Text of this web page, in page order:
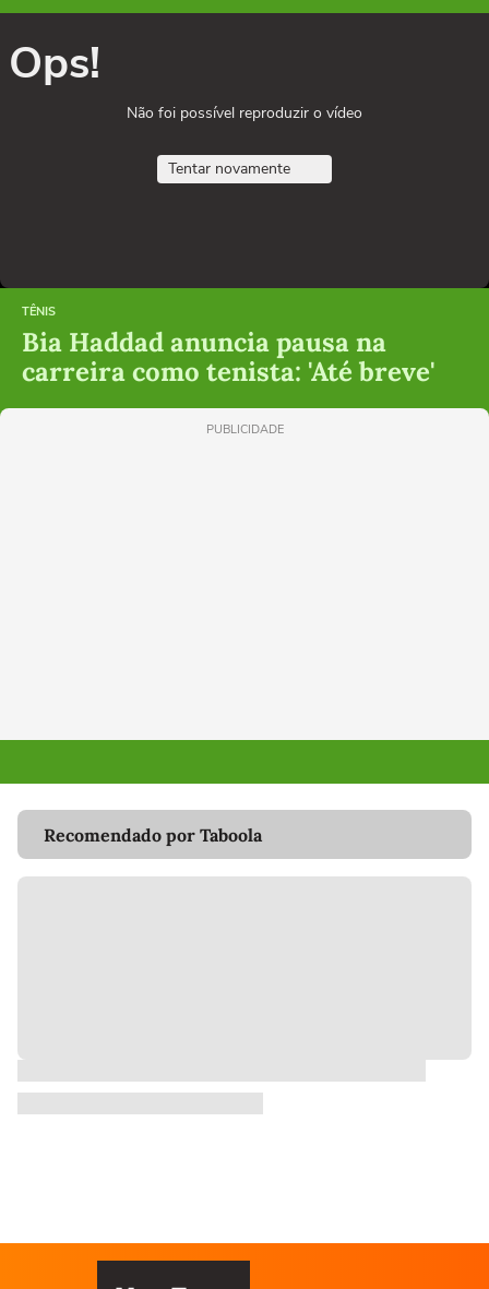
Ops!
Não foi possível reproduzir o vídeo
Tentar novamente
TÊNIS
Bia Haddad anuncia pausa na
carreira como tenista: 'Até breve'
PUBLICIDADE
Recomendado por Taboola